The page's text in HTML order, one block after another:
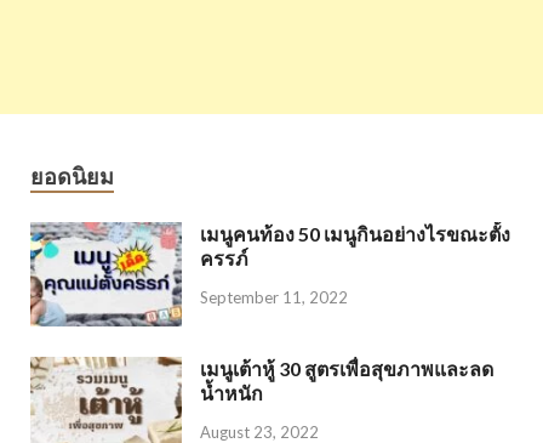
ยอดนิยม
เมนูคนท้อง 50 เมนูกินอย่างไรขณะตั้ง
ครรภ์
September 11, 2022
เมนูเต้าหู้ 30 สูตรเพื่อสุขภาพและลด
น้ำหนัก
August 23, 2022